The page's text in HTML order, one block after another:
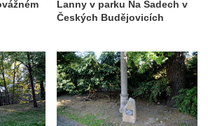
v Krumlovské ulici ve
Micara ve
místa Římov
Gutenbergově ulici v
Lanny v parku Na Sadech v
Českých Budějovicích